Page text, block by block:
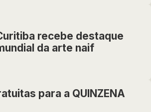
recebe destaque
da arte naif
para a QUINZENA